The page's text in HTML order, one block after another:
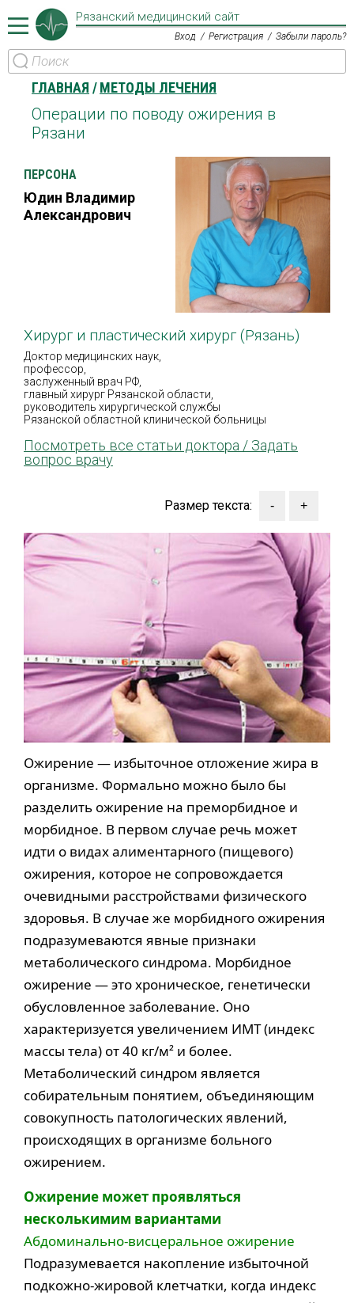
Рязанский медицинский сайт
Вход Регистрация Забыли пароль?
ГЛАВНАЯ МЕТОДЫ ЛЕЧЕНИЯ
Операции по поводу ожирения в
Рязани
ПЕРСОНА
Юдин Владимир
Александрович
Хирург и пластический хирург (Рязань)
Доктор медицинских наук,
профессор,
заслуженный врач РФ,
главный хирург Рязанской области,
руководитель хирургической службы
Рязанской областной клинической больницы
Посмотреть все статьи доктора / Задать
вопрос врачу
Размер текста:
Ожирение — избыточное отложение жира в
организме. Формально можно было бы
разделить ожирение на преморбидное и
морбидное. В первом случае речь может
идти о видах алиментарного (пищевого)
ожирения, которое не сопровождается
очевидными расстройствами физического
здоровья. В случае же морбидного ожирения
подразумеваются явные признаки
метаболического синдрома. Морбидное
ожирение — это хроническое, генетически
обусловленное заболевание. Оно
характеризуется увеличением ИМТ (индекс
массы тела) от 40 кг/м² и более.
Метаболический синдром является
собирательным понятием, объединяющим
совокупность патологических явлений,
происходящих в организме больного
ожирением.
Ожирение может проявляться
несколькимим вариантами
Абдоминально-висцеральное ожирение
Подразумевается накопление избыточной
подкожно-жировой клетчатки, когда индекс